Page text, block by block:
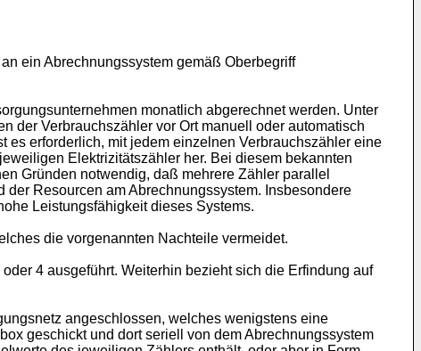
ein Abrechnungssystem gemäß Oberbegriff
monatlich abgerechnet werden. Unter
der Verbrauchszähler vor Ort manuell oder automatisch
es erforderlich, mit jedem einzelnen Verbrauchszähler eine
Elektrizitätszähler her. Bei diesem bekannten
Gründen notwendig, daß mehrere Zähler parallel
Resourcen am Abrechnungssystem. Insbesondere
Leistungsfähigkeit dieses Systems.
die vorgenannten Nachteile vermeidet.
4 ausgeführt. Weiterhin bezieht sich die Erfindung auf
angeschlossen, welches wenigstens eine
geschickt und dort seriell von dem Abrechnungssystem